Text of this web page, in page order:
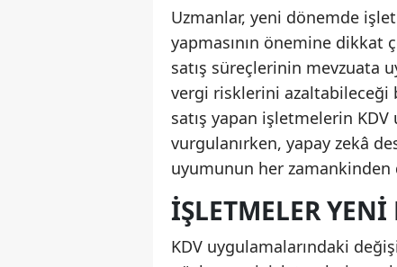
Uzmanlar, yeni dönemde
yapmasının önemine dikkat
satış süreçlerinin mevzuata
vergi risklerini azaltabileceği
satış yapan işletmelerin
vurgulanırken, yapay zekâ
uyumunun her
İŞLETMELER
KDV uygulamalarındaki